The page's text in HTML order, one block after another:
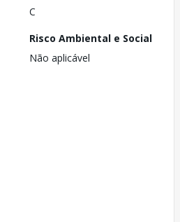
C
Risco Ambiental e Social
Não aplicável